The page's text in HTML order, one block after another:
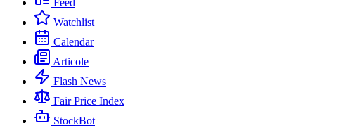
Feed
Watchlist
Calendar
Articole
Flash News
Fair Price Index
StockBot